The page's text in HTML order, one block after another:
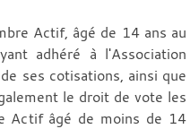
Actif, âgé de 14 ans au
adhéré à l'Association
ses cotisations, ainsi que
le droit de vote les
Actif âgé de moins de 14